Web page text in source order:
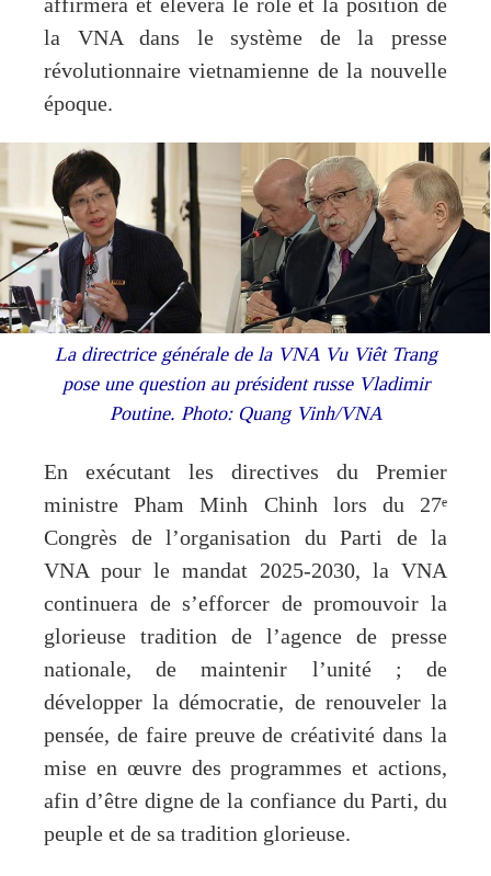
affirmera et élèvera le rôle et la position de
la VNA dans le système de la presse
révolutionnaire vietnamienne de la nouvelle
époque.
La directrice générale de la VNA Vu Viêt Trang
pose une question au président russe Vladimir
Poutine. Photo: Quang Vinh/VNA
En exécutant les directives du Premier
ministre Pham Minh Chinh lors du 27ᵉ
Congrès de l’organisation du Parti de la
VNA pour le mandat 2025-2030, la VNA
continuera de s’efforcer de promouvoir la
glorieuse tradition de l’agence de presse
nationale, de maintenir l’unité ; de
développer la démocratie, de renouveler la
pensée, de faire preuve de créativité dans la
mise en œuvre des programmes et actions,
afin d’être digne de la confiance du Parti, du
peuple et de sa tradition glorieuse.